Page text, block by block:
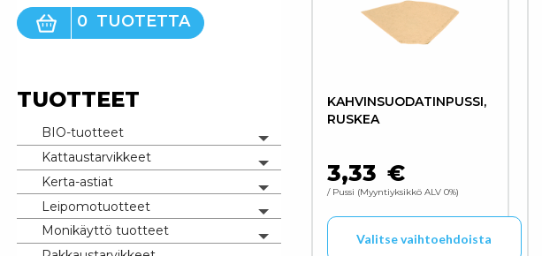
0 TUOTETTA
TUOTTEET
BIO-tuotteet
Toggle menu
Kattaustarvikkeet
Toggle menu
Kerta-astiat
Toggle menu
Leipomotuotteet
Toggle menu
Monikäyttö tuotteet
Toggle menu
KAHVINSUODATINPUSSI,
RUSKEA
3,33 €
/ Pussi Myyntiyksikkö ALV 0%
Valitse vaihtoehdoista